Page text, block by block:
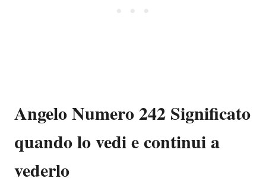
Angelo Numero 242 Significato
quando lo vedi e continui a
vederlo